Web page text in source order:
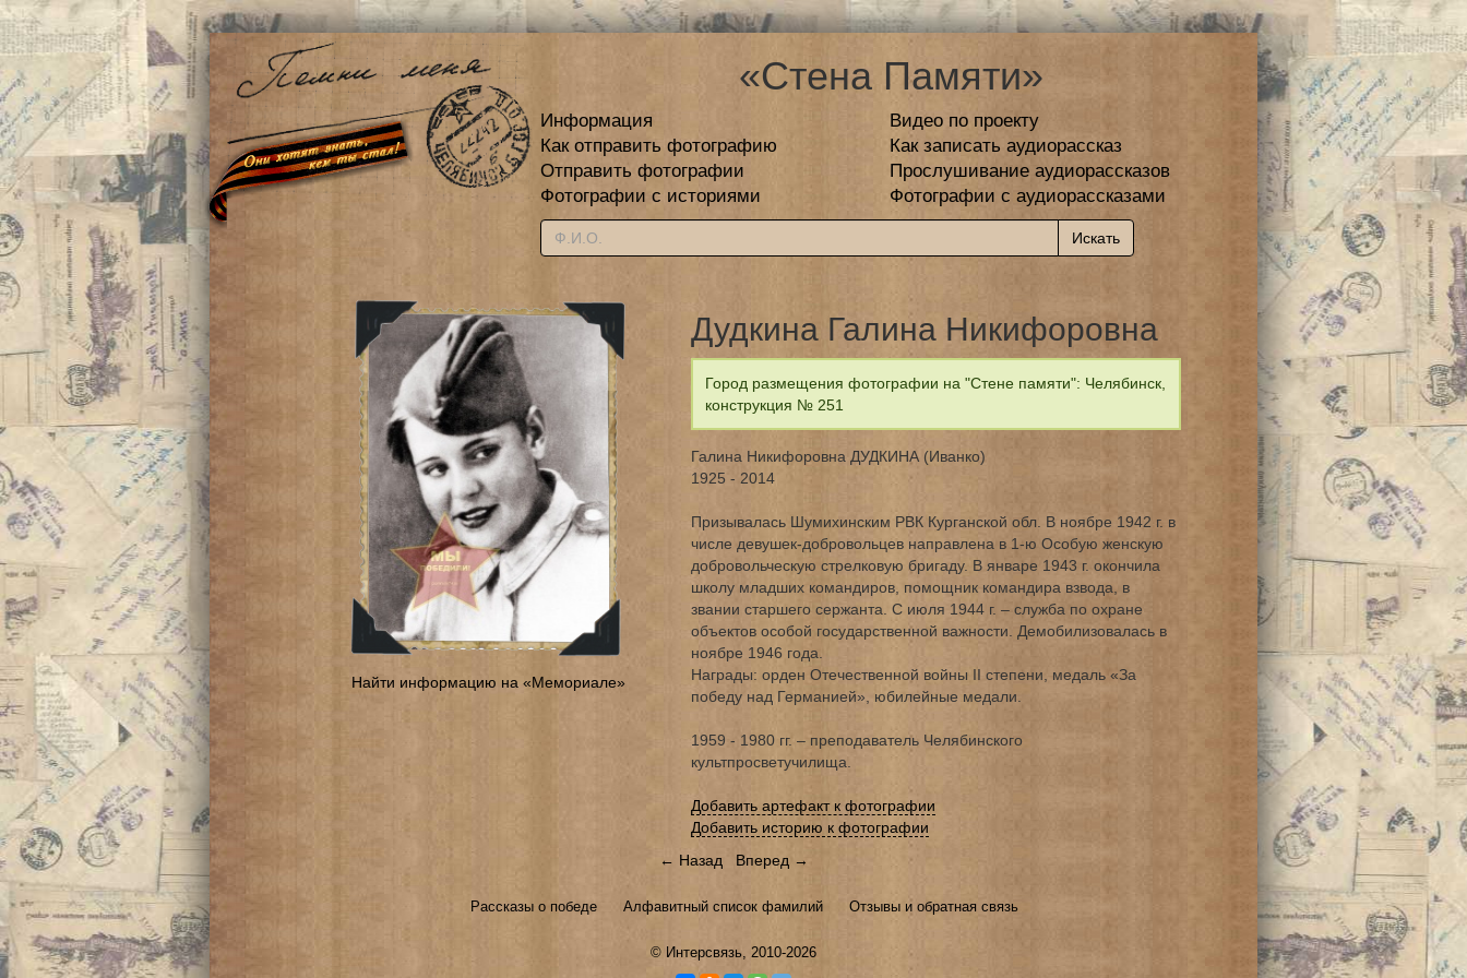
«Стена Памяти»
Информация
Видео по проекту
Как отправить фотографию
Как записать аудиорассказ
Отправить фотографии
Прослушивание аудиорассказов
Фотографии с историями
Фотографии с аудиорассказами
Найти информацию на «Мемориале»
Дудкина Галина Никифоровна
Город размещения фотографии на "Стене памяти": Челябинск,
конструкция № 251
Галина Никифоровна ДУДКИНА (Иванко)
1925 - 2014
Призывалась Шумихинским РВК Курганской обл. В ноябре 1942 г. в
числе девушек-добровольцев направлена в 1-ю Особую женскую
добровольческую стрелковую бригаду. В январе 1943 г. окончила
школу младших командиров, помощник командира взвода, в
звании старшего сержанта. С июля 1944 г. – служба по охране
объектов особой государственной важности. Демобилизовалась в
ноябре 1946 года.
Награды: орден Отечественной войны II степени, медаль «За
победу над Германией», юбилейные медали.
1959 - 1980 гг. – преподаватель Челябинского
культпросветучилища.
Добавить артефакт к фотографии
Добавить историю к фотографии
← Назад
Вперед →
Рассказы о победе Алфавитный список фамилий Отзывы и обратная связь
© Интерсвязь, 2010-2026